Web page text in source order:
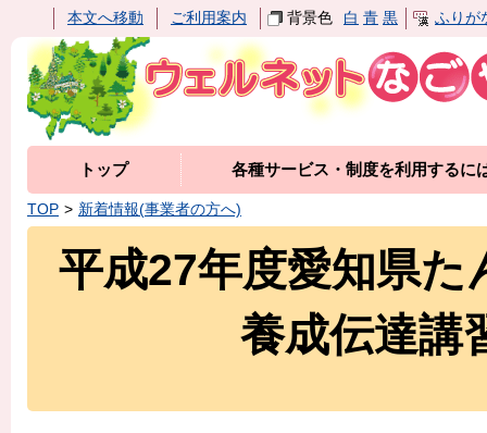
本文へ移動 ご利用案内 背景色 白 青 黒 ふりが
トップ 各種サービス・制度を利用するに
TOP 新着情報(事業者の方へ)
平成27年度愛知県
養成伝達講